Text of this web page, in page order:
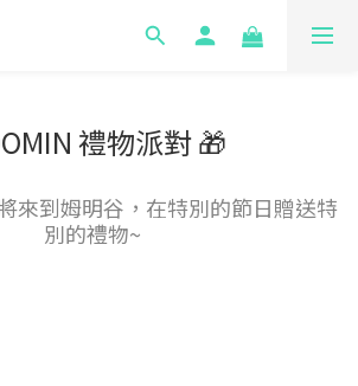
禮物派對 🎁
來到姆明谷，在特別的節日贈送特
別的禮物~